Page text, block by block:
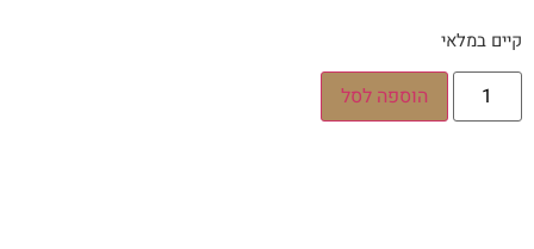
קיים במלאי
הוספה לסל